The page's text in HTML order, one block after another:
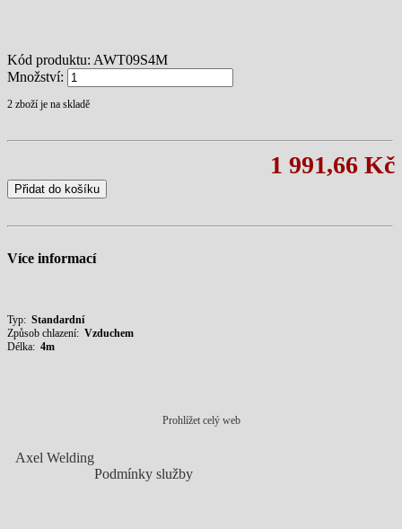
Kód produktu: AWT09S4M
Množství:
2 zboží je na skladě
1 991,66 Kč
Přidat do košíku
Více informací
Typ: Standardní
Způsob chlazení: Vzduchem
Délka: 4m
Prohlížet celý web
Axel Welding
Podmínky služby